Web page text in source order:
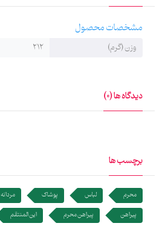
مشخصات محصول
وزن (گرم) 212
دیدگاه ها (0)
برچسب ها
محرم لباس پوشاک مردانه
پیراهن
پیراهن محرم این المنتقم